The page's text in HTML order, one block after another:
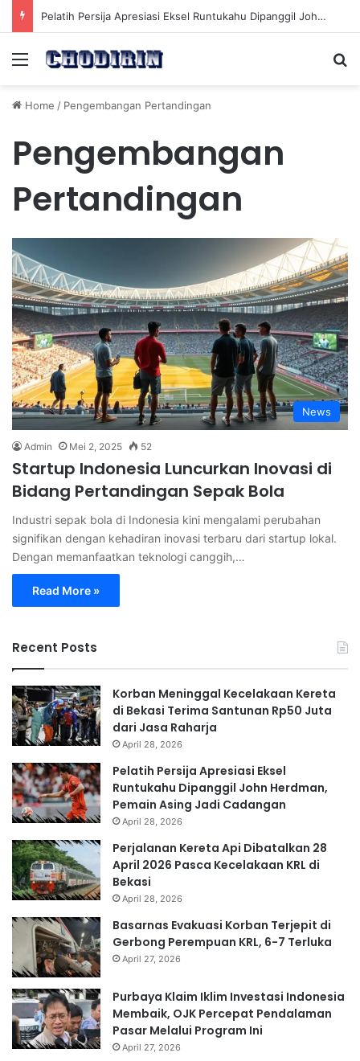
Pelatih Persija Apresiasi Eksel Runtukahu Dipanggil John Herdman, Pemain Asing Jadi Cadangan
Menu
Home / Pengembangan Pertandingan
Pengembangan
Pertandingan
News
Admin Mei 2, 2025 52
Startup Indonesia Luncurkan Inovasi di
Bidang Pertandingan Sepak Bola
Industri sepak bola di Indonesia kini mengalami perubahan
signifikan dengan kehadiran inovasi terbaru dari startup lokal.
Dengan memanfaatkan teknologi canggih,…
Read More »
Recent Posts
Korban Meninggal Kecelakaan Kereta
di Bekasi Terima Santunan Rp50 Juta
dari Jasa Raharja
April 28, 2026
Pelatih Persija Apresiasi Eksel
Runtukahu Dipanggil John Herdman,
Pemain Asing Jadi Cadangan
April 28, 2026
Perjalanan Kereta Api Dibatalkan 28
April 2026 Pasca Kecelakaan KRL di
Bekasi
April 28, 2026
Basarnas Evakuasi Korban Terjepit di
Gerbong Perempuan KRL, 6-7 Terluka
April 27, 2026
Purbaya Klaim Iklim Investasi Indonesia
Membaik, OJK Percepat Pendalaman
Pasar Melalui Program Ini
April 27, 2026